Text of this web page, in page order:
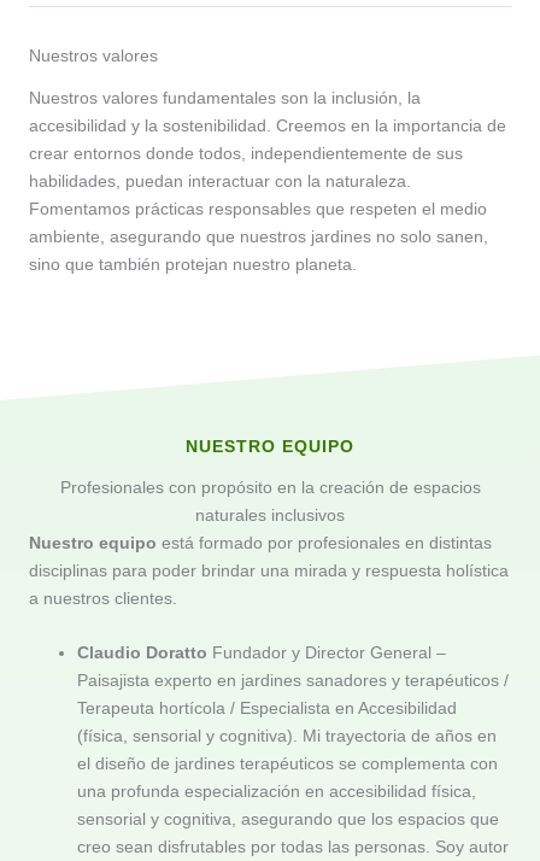
Nuestros valores
Nuestros valores fundamentales son la inclusión, la
accesibilidad y la sostenibilidad. Creemos en la importancia de
crear entornos donde todos, independientemente de sus
habilidades, puedan interactuar con la naturaleza.
Fomentamos prácticas responsables que respeten el medio
ambiente, asegurando que nuestros jardines no solo sanen,
sino que también protejan nuestro planeta.
NUESTRO EQUIPO
Profesionales con propósito en la creación de espacios
naturales inclusivos
Nuestro equipo está formado por profesionales en distintas
disciplinas para poder brindar una mirada y respuesta holística
a nuestros clientes.
Claudio Doratto Fundador y Director General –
Paisajista experto en jardines sanadores y terapéuticos /
Terapeuta hortícola / Especialista en Accesibilidad
(física, sensorial y cognitiva). Mi trayectoria de años en
el diseño de jardines terapéuticos se complementa con
una profunda especialización en accesibilidad física,
sensorial y cognitiva, asegurando que los espacios que
creo sean disfrutables por todas las personas. Soy autor